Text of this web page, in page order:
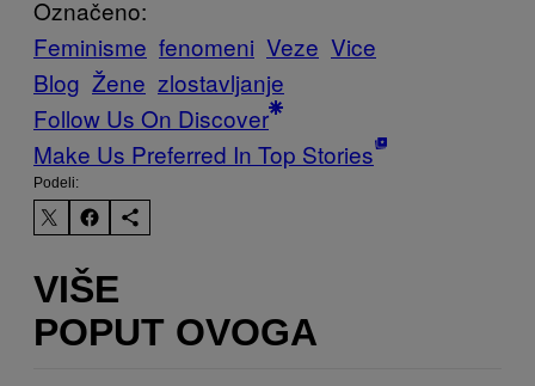
Označeno:
Feminisme fenomeni Veze Vice
Blog Žene zlostavljanje
Follow Us On Discover
Make Us Preferred In Top Stories
Podeli:
VIŠE
POPUT OVOGA